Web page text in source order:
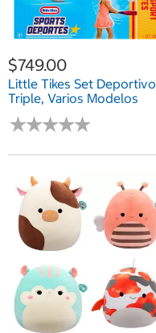
$749.00
Little Tikes Set Deportivo
Triple, Varios Modelos
★★★★★
★★★★★